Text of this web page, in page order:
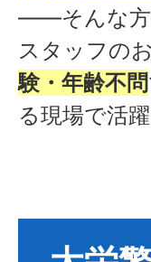
——そんな方
スタッフの
験・年齢不問
る現場で活